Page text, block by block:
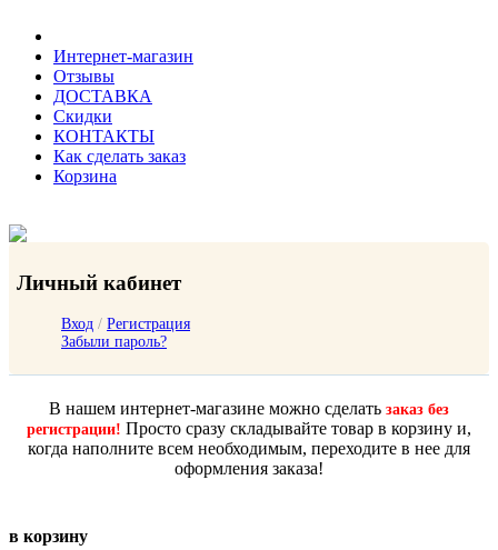
Интернет-магазин
Отзывы
ДОСТАВКА
Скидки
КОНТАКТЫ
Как сделать заказ
Корзина
Личный кабинет
Вход / Регистрация
Забыли пароль?
В нашем интернет-магазине можно сделать заказ без
регистрации! Просто сразу складывайте товар в корзину и,
когда наполните всем необходимым, переходите в нее для
оформления заказа!
в корзину